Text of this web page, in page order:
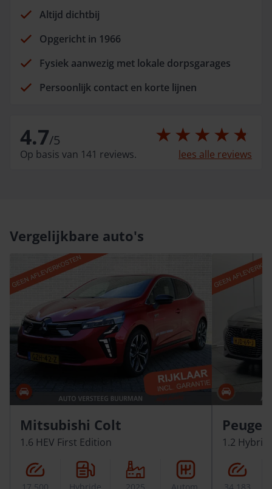
Altijd dichtbij
Opgericht in 1966
Fysiek aanwezig met lokale dorpsgarages
Persoonlijk contact en korte lijnen
4.7/5
Op basis van 141 reviews. lees alle reviews
Vergelijkbare auto's
Mitsubishi Colt
1.6 HEV First Edition 1.2 Hybrid